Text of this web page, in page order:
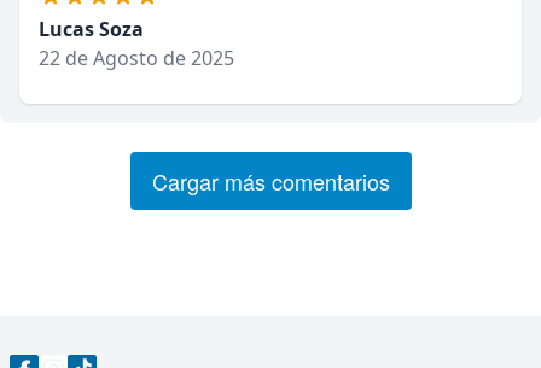
Lucas Soza
22 de Agosto de 2025
Cargar más comentarios